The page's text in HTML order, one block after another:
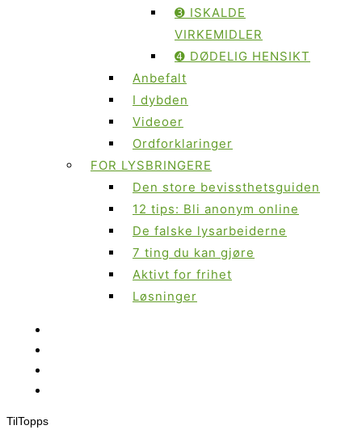
➌ ISKALDE
VIRKEMIDLER
➍ DØDELIG HENSIKT
Anbefalt
I dybden
Videoer
Ordforklaringer
FOR LYSBRINGERE
Den store bevissthetsguiden
12 tips: Bli anonym online
De falske lysarbeiderne
7 ting du kan gjøre
Aktivt for frihet
Løsninger
TilTopps